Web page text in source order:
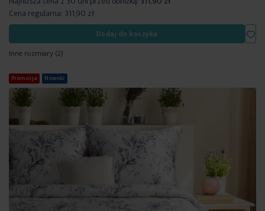
Cena regularna: 311,90 zł
Dodaj do koszyka
Inne rozmiary(2)
Promocja Nowość